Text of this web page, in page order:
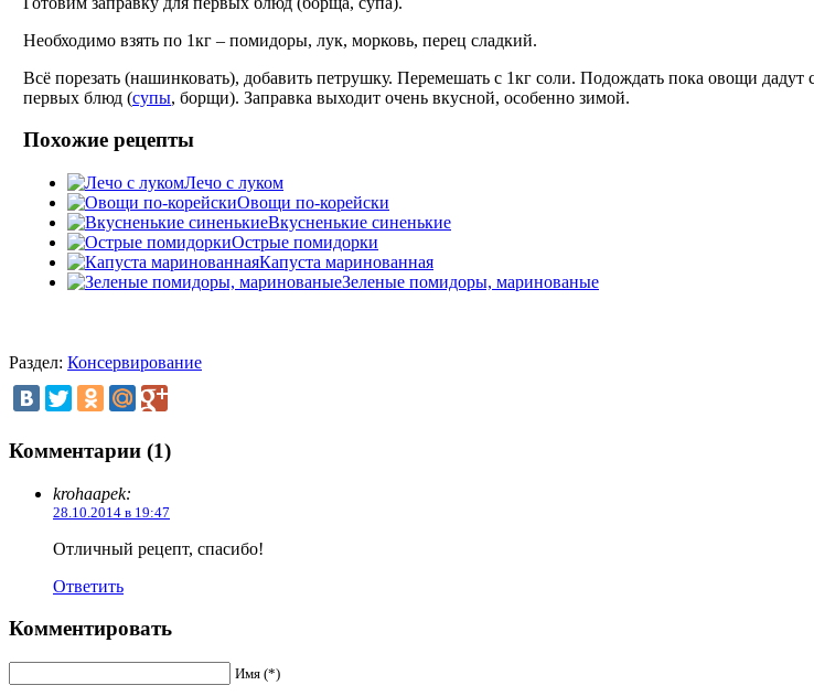
Необходимо взять по 1кг – помидоры, лук, морковь, перец сладкий.
Всё порезать (нашинковать), добавить петрушку. Перемешать с 1кг соли. Подождать пока овощи
первых блюд (супы, борщи). Заправка выходит очень вкусной, особенно зимой.
Похожие рецепты
Лечо с луком
Овощи по-корейски
Вкусненькие синенькие
Острые помидорки
Капуста маринованная
Зеленые помидоры, маринованые
Раздел: Консервирование
Комментарии (1)
krohaapek:
28.10.2014 в 19:47
Отличный рецепт, спасибо!
Ответить
Комментировать
Имя (*)